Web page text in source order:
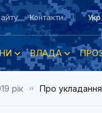
Контакти Укр
ВЛАДА
рік Про укладання